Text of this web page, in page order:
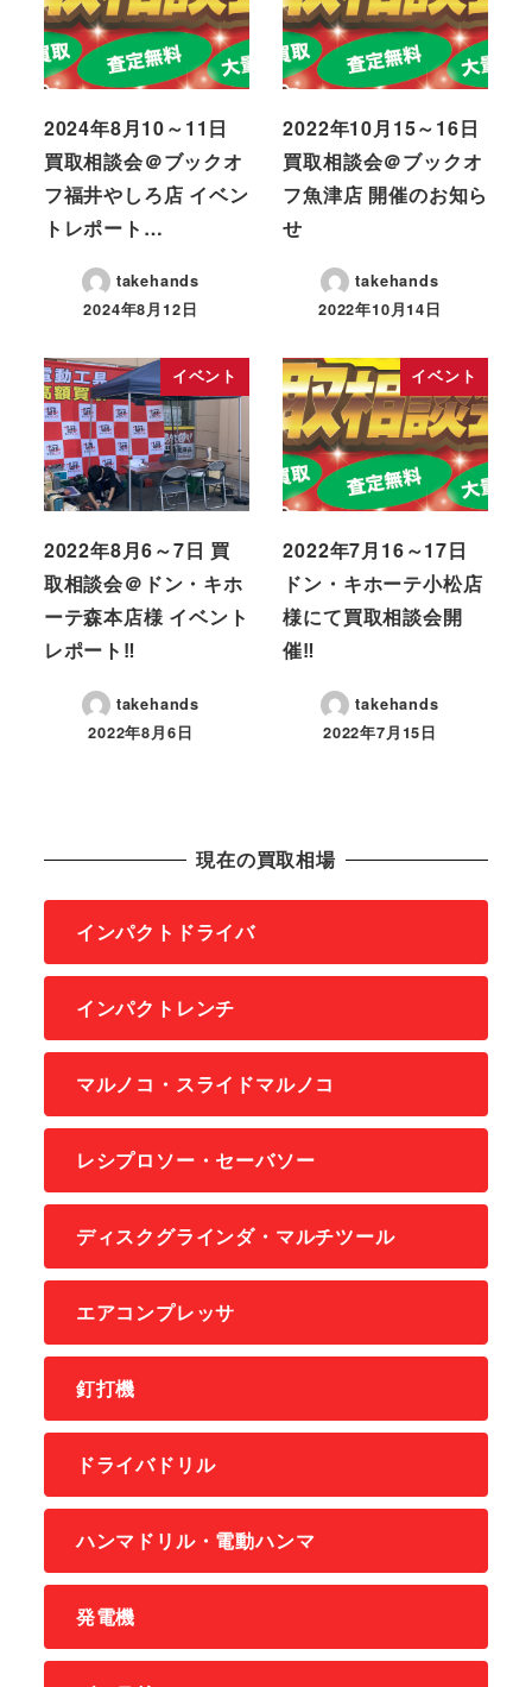
2024年8月10～11日
買取相談会＠ブックオ
フ福井やしろ店 イベン
トレポート…
takehands
2024年8月12日
2022年10月15～16日
買取相談会＠ブックオ
フ魚津店 開催のお知ら
せ
takehands
2022年10月14日
イベント
2022年8月6～7日 買
取相談会＠ドン・キホ
ーテ森本店様 イベント
レポート‼
takehands
2022年8月6日
イベント
2022年7月16～17日
ドン・キホーテ小松店
様にて買取相談会開
催‼
takehands
2022年7月15日
現在の買取相場
インパクトドライバ
インパクトレンチ
マルノコ・スライドマルノコ
レシプロソー・セーバソー
ディスクグラインダ・マルチツール
エアコンプレッサ
釘打機
ドライバドリル
ハンマドリル・電動ハンマ
発電機